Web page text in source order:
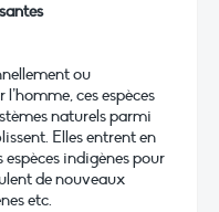
ou
ces espèces
naturels parmi
Elles entrent en
indigènes pour
de nouveaux
etc.